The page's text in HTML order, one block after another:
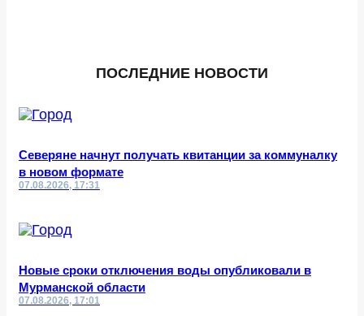
ПОСЛЕДНИЕ НОВОСТИ
Северяне начнут получать квитанции за коммуналку
в новом формате
07.08.2026, 17:31
Новые сроки отключения воды опубликовали в
Мурманской области
07.08.2026, 17:01